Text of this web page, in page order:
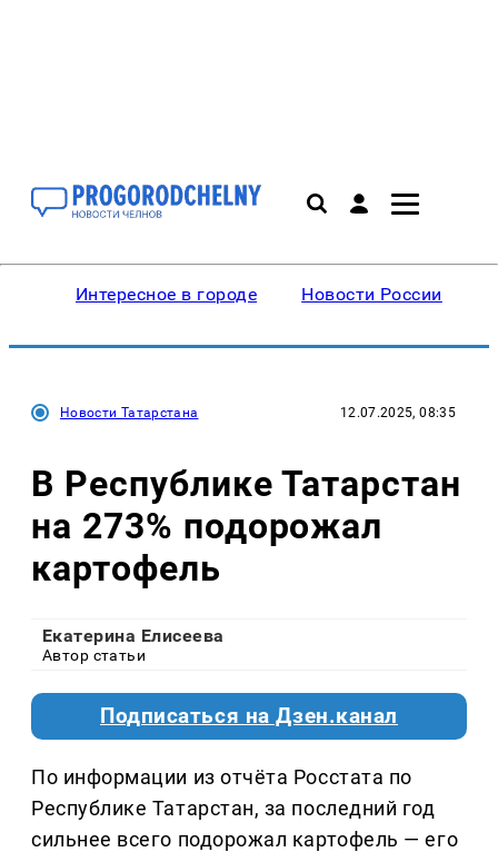
Интересное в городе Новости России
Новости Татарстана 12.07.2025, 08:35
В Республике Татарстан
на 273% подорожал
картофель
Екатерина Елисеева
Автор статьи
Подписаться на Дзен.канал
По информации из отчёта Росстата по
Республике Татарстан, за последний год
сильнее всего подорожал картофель — его